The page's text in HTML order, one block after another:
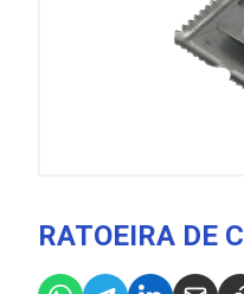
RATOEIRA DE